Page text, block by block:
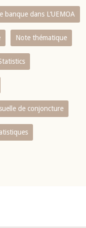
dans L‘UEMOA
Note thématique
de conjoncture